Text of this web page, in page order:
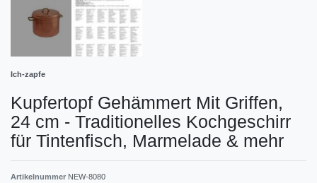
Ich-zapfe
Kupfertopf Gehämmert Mit Griffen,
24 cm - Traditionelles Kochgeschirr
für Tintenfisch, Marmelade & mehr
Artikelnummer NEW-8080